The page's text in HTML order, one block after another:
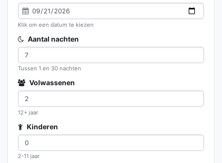
Klik om een datum te kiezen
Aantal nachten
Tussen 1 en 30 nachten
Volwassenen
12+ jaar
Kinderen
2-11 jaar